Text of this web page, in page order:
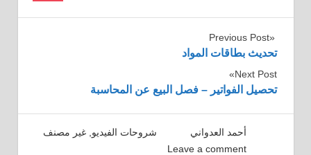
تصفّح
المقالات
Previous Post
تحديث بطاقات المواد
Next Post
تحصيل الفواتير – فصل البيع عن المحاسبة
26/01/2016
أحمد العدواني شروحات الفيديو غير مصنف
Leave a comment